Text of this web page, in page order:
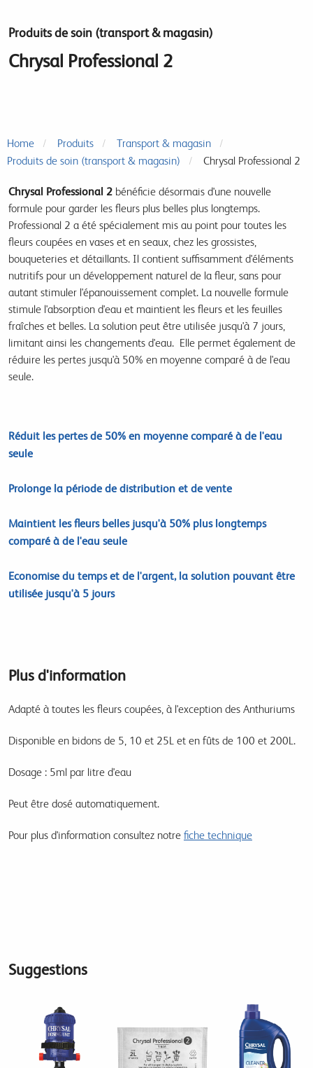
Produits de soin (transport & magasin)
Chrysal Professional 2
Home Produits
Transport & magasin
Produits de soin (transport & magasin)
Chrysal Professional 2
Chrysal Professional 2 bénéficie désormais d'une nouvelle
formule pour garder les fleurs plus belles plus longtemps.
Professional 2 a été spécialement mis au point pour toutes les
fleurs coupées en vases et en seaux, chez les grossistes,
bouqueteries et détaillants. Il contient suffisamment d'éléments
nutritifs pour un développement naturel de la fleur, sans pour
autant stimuler l'épanouissement complet. La nouvelle formule
stimule l'absorption d'eau et maintient les fleurs et les feuilles
fraîches et belles. La solution peut être utilisée jusqu'à 7 jours,
limitant ainsi les changements d'eau. Elle permet également de
réduire les pertes jusqu'à 50% en moyenne comparé à de l'eau
seule.
Réduit les pertes de 50% en moyenne comparé à de l'eau
seule
Prolonge la période de distribution et de vente
Maintient les fleurs belles jusqu'à 50% plus longtemps
comparé à de l'eau seule
Economise du temps et de l'argent, la solution pouvant être
utilisée jusqu'à 5 jours
Plus d'information
Adapté à toutes les fleurs coupées, à l'exception des Anthuriums
Disponible en bidons de 5, 10 et 25L et en fûts de 100 et 200L.
Dosage : 5ml par litre d'eau
Peut être dosé automatiquement.
Pour plus d'information consultez notre fiche technique
Suggestions